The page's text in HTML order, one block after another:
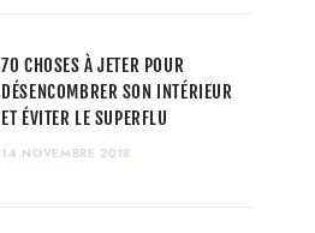
70 CHOSES À JETER POUR
DÉSENCOMBRER SON INTÉRIEUR
ET ÉVITER LE SUPERFLU
14 NOVEMBRE 2018